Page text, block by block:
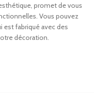
promet de vous
Vous pouvez
est fabriqué avec des
décoration.